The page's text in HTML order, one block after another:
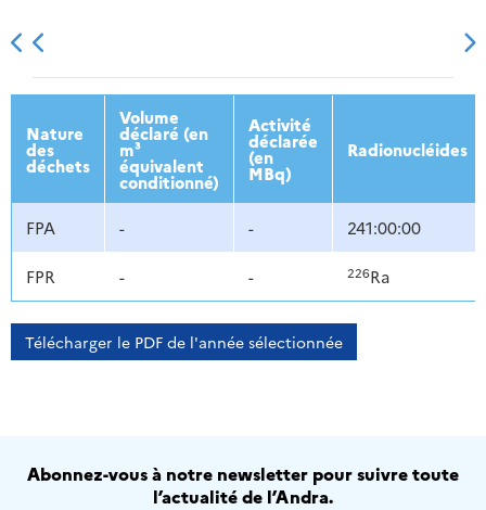
2013 2014 2015 2016
Nature
des
déchets
Volume
déclaré (en
m³
équivalent
conditionné)
Activité
déclarée
(en
MBq)
Radionucléides
FPA - - 241:00:00
FPR - - 226Ra
Télécharger le PDF de l'année sélectionnée
Abonnez-vous à notre newsletter pour suivre toute
l’actualité de l’Andra.